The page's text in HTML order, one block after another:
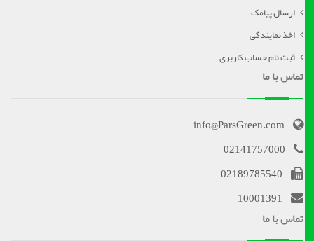
ارسال پیامک
اخذ نمایندگی
ثبت نام حساب کاربری
تماس با ما
info@ParsGreen.com
02141757000
02189785540
10001391
تماس با ما